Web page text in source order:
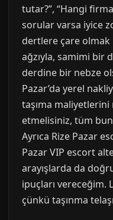
tutar?”, “Hangi
sorular varsa iyice
dertlere çare olmak
ağzıyla, samimi bir
derdine bir nebze
Pazar’da yerel
taşıma
etmelisiniz, tüm
Ayrıca Rize Pazar
Pazar VIP escort
arayışlarda da
ipuçları vereceğim.
çünkü taşınma